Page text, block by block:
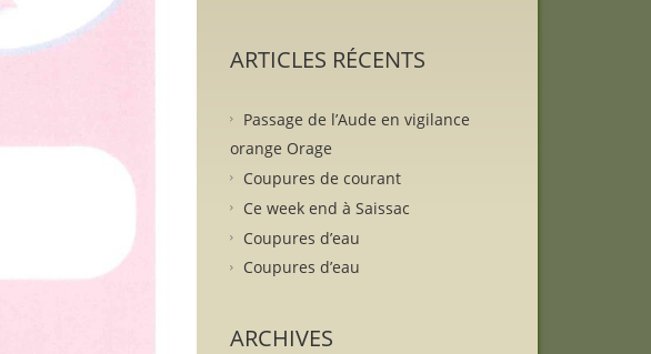
ARTICLES RÉCENTS
Passage de l’Aude en vigilance
orange Orage
Coupures de courant
Ce week end à Saissac
Coupures d’eau
Coupures d’eau
ARCHIVES